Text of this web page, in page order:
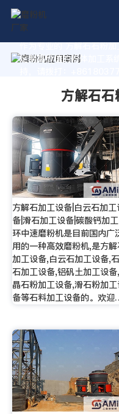
作为专业的 方解石石粉
定制高价值的粉体加工系
方解石
方解石加工设备|白云石加工
备|滑石加工设备|碳酸钙加
环中速磨粉机是目前国内广
用的一种高效磨粉机,是方
加工设备,白云石加工设备,
石加工设备,铝矾土加工设
晶石粉加工设备,滑石粉加
备等石料加工设备的。欢